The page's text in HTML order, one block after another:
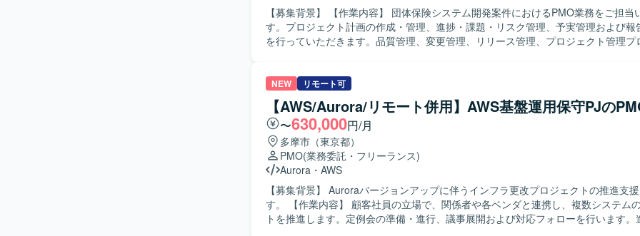
【募集背景】 【作業内容】 団体保険システム開発案件におけるPMO業務をご担当いただきま
す。プロジェクト計画の作成・管理、進捗・課題・リスク管理、予実管理および報
を行っていただきます。品質管理、変更管理、リリース管理、プロジェクト管理プ
主体的かつ積極的に業務へ取り組める方を歓迎します。 【ポジションの魅力】 大規模Web業務
アプリケーション開発において、プロジェクト運営全般を支援できます。 【開発環境】 Web業
務アプリケーションです。
NEW リモート可
【AWS/Aurora/リモート併用】AWS基盤運用保守PJの
〜630,000円/月
多摩市（東京都）
PMO(業務委託・フリーランス)
Aurora ・ AWS
【募集背景】 Auroraバージョンアップに伴うインフラ更改プロジェクトの推進支
す。 【作業内容】 顧客社員の立場で、関係者や各ベンダと連携し、複数システムのプロジェク
トを推進します。定例会の準備・進行、議事展開および対応フォローを行います。